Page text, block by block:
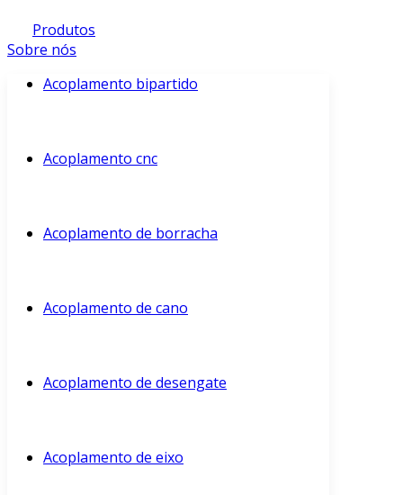
Produtos
Sobre nós
Acoplamento bipartido
Acoplamento cnc
Acoplamento de borracha
Acoplamento de cano
Acoplamento de desengate
Acoplamento de eixo